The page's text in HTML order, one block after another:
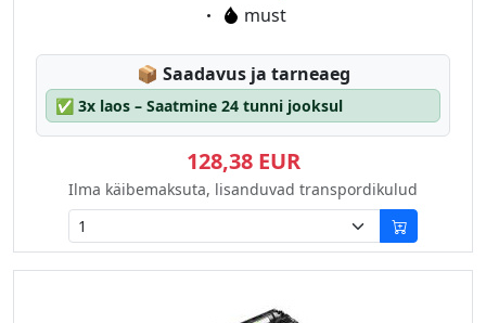
Eigenschaft:
must
📦 Lagerstatus:
Saadavus ja tarneaeg
✅ 3x laos – Saatmine 24 tunni jooksul
128,38 EUR
Ilma käibemaksuta, lisanduvad transpordikulud